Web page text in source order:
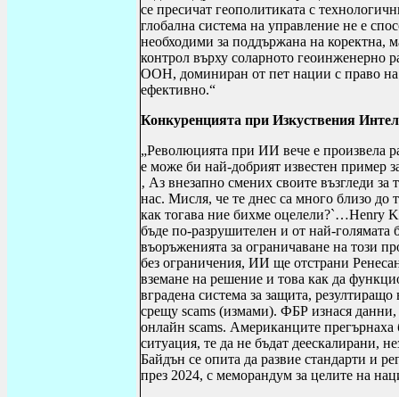
се пресичат геополитиката с
глобална система на управление не е
необходими за поддържана на коректна,
контрол върху соларното геоинженерно
ООН, доминиран от пет нации с право на
ефективно.“
Конкуренцията при Изкуствения
„Революцията при ИИ вече е произвела
е може би най-добрият известен пример
‚ Аз внезапно смених своите възгледи
нас. Мисля, че те днес са много близо
как тогава ние бихме оцелели?`…Henry
бъде по-разрушителен и от най-
въоръженията за ограничаване на този
без ограничения, ИИ ще отстрани
вземане на решение и това как да
вградена система за защита,
срещу scams (измами). ФБР изнася данни,
онлайн scams. Американците прегърнаха
ситуация, те да не бъдат деескалирани,
Байдън се опита да развие стандарти и
през 2024, с меморандум за целите на